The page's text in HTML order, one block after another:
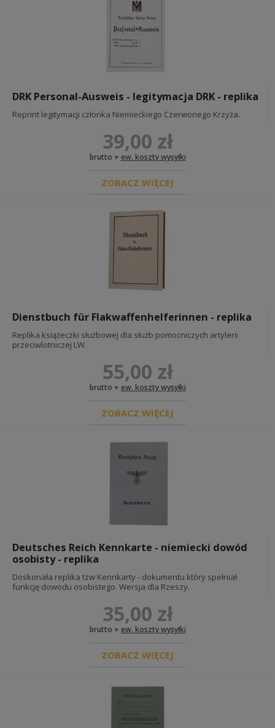
DRK Personal-Ausweis - legitymacja DRK - replika
Reprint legitymacji członka Niemieckiego Czerwonego Krzyża.
39,00 zł
brutto + ew. koszty wysyłki
ZOBACZ WIĘCEJ
Dienstbuch für Flakwaffenhelferinnen - replika
Replika książeczki służbowej dla służb pomocniczych artylerii
przeciwlotniczej LW.
55,00 zł
brutto + ew. koszty wysyłki
ZOBACZ WIĘCEJ
Deutsches Reich Kennkarte - niemiecki dowód
osobisty - replika
Doskonała replika tzw Kennkarty - dokumentu który spełniał
funkcję dowodu osobistego. Wersja dla Rzeszy.
35,00 zł
brutto + ew. koszty wysyłki
ZOBACZ WIĘCEJ